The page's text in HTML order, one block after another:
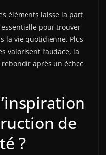
éléments laisse la part
essentielle pour trouver
la vie quotidienne. Plus
valorisent l’audace, la
après un échec
de
?